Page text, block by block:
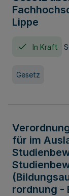
Lippe
In Kraft
Gesetz
für im
rordnung -